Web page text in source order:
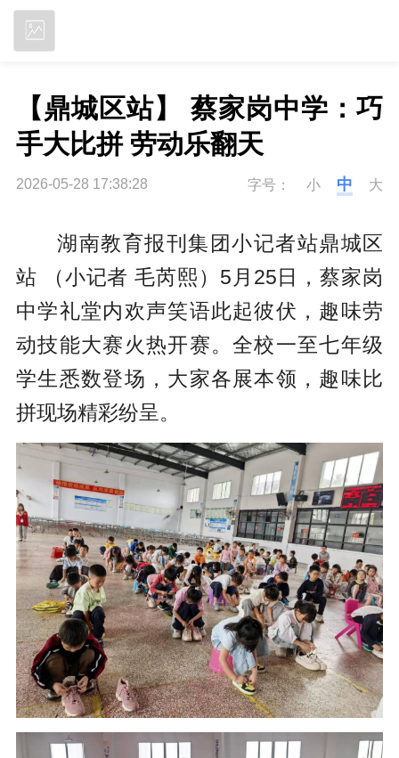
【鼎城区站】 蔡家岗中学：巧
手大比拼 劳动乐翻天
2026-05-28 17:38:28 字号： 小 中 大
湖南教育报刊集团小记者站鼎城区
站 （小记者 毛芮熙）5月25日，蔡家岗
中学礼堂内欢声笑语此起彼伏，趣味劳
动技能大赛火热开赛。全校一至七年级
学生悉数登场，大家各展本领，趣味比
拼现场精彩纷呈。